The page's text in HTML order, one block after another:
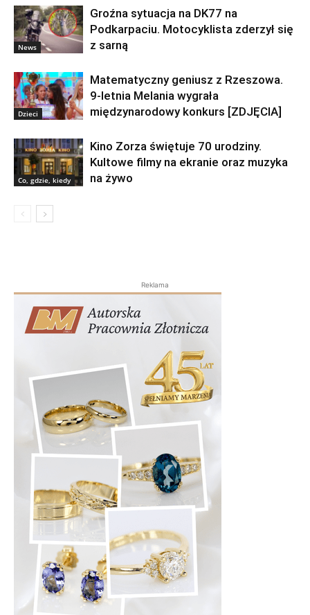
News
Groźna sytuacja na DK77 na
Podkarpaciu. Motocyklista zderzył się
z sarną
Dzieci
Matematyczny geniusz z Rzeszowa.
9-letnia Melania wygrała
międzynarodowy konkurs [ZDJĘCIA]
Co, gdzie, kiedy
Kino Zorza świętuje 70 urodziny.
Kultowe filmy na ekranie oraz muzyka
na żywo
Reklama